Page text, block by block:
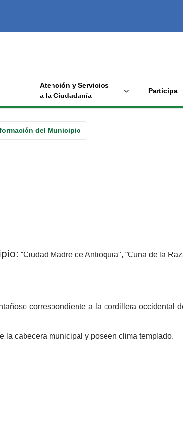
Atención y Servicios
a la Ciudadanía
Participa
del Municipio
“Ciudad Madre de Antioquia", “Cuna de la
correspondiente a la cordillera occidental
la cabecera municipal y poseen clima templado.